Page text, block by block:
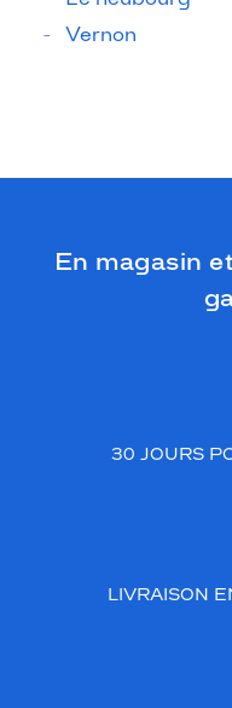
Vernon
En magasin
30 JOURS
LIVRAISON